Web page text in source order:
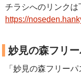
チラシへのリンクは
https://
妙見の森フリ
「妙見の森フリー